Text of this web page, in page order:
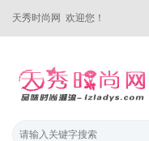
天秀时尚网 欢迎您！